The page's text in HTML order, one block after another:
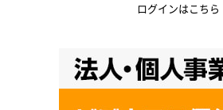
ログインはこちら